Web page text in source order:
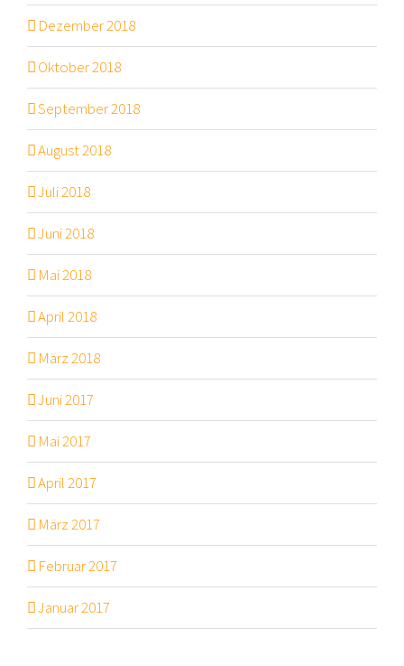
Dezember 2018
Oktober 2018
September 2018
August 2018
Juli 2018
Juni 2018
Mai 2018
April 2018
März 2018
Juni 2017
Mai 2017
April 2017
März 2017
Februar 2017
Januar 2017